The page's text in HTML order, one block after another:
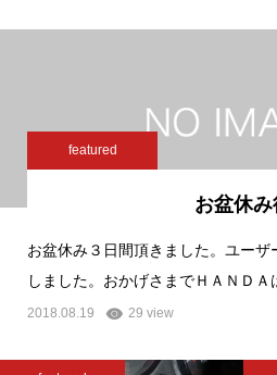
featured
お盆休み
お盆休み３日間頂きました。ユー
しました。おかげさまでＨＡＮＤ
2018.08.19 29 view